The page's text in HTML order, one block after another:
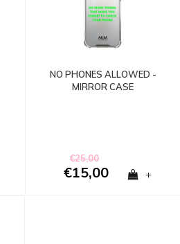
NO PHONES ALLOWED -
MIRROR CASE
€25,00
€15,00 +